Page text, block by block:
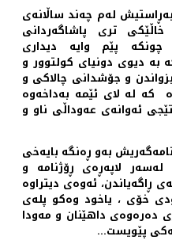
له‌م چه‌ند ساڵانه‌ی
تری پاشاگه‌ردانی
چونكه‌ پێم وایه‌ دیداری
به‌ دیوی دونیای كولتوور و
و جۆشدانی چالاكی و
كه‌ له‌ لای ئێمه‌ به‌داخه‌وه‌
ئه‌وانه‌ی عه‌وداڵی ناو و
به‌و ڕه‌نگه‌ بایه‌خی
لاپه‌ڕه‌ی ڕۆژنامه‌ و
ئه‌وه‌ی دیتراوه‌
خۆی ، یاخود وه‌كو پله‌ی
ده‌ره‌وه‌ی داهێنان و مه‌ودا
پێویست…